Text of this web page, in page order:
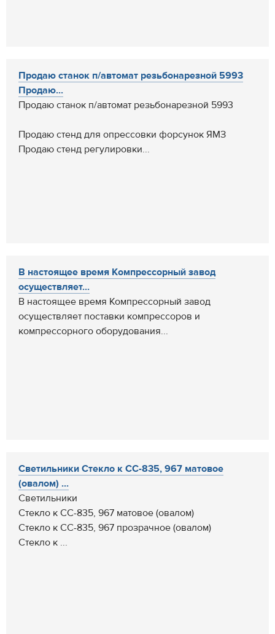
Продаю станок п/автомат резьбонарезной 5993
Продаю...
Продаю станок п/автомат резьбонарезной 5993
Продаю стенд для опрессовки форсунок ЯМЗ
Продаю стенд регулировки...
В настоящее время Компрессорный завод
осуществляет...
В настоящее время Компрессорный завод
осуществляет поставки компрессоров и
компрессорного оборудования...
Светильники Стекло к СС-835, 967 матовое
(овалом) ...
Светильники
Стекло к СС-835, 967 матовое (овалом)
Стекло к СС-835, 967 прозрачное (овалом)
Стекло к ...